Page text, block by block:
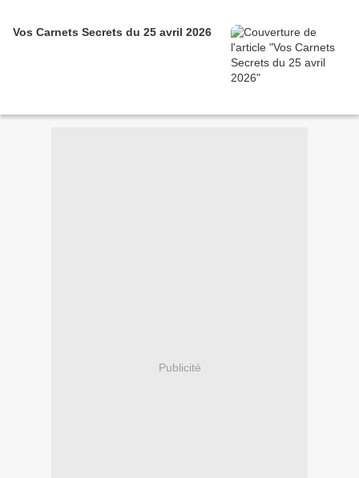
Vos Carnets Secrets du 25 avril 2026
Publicité